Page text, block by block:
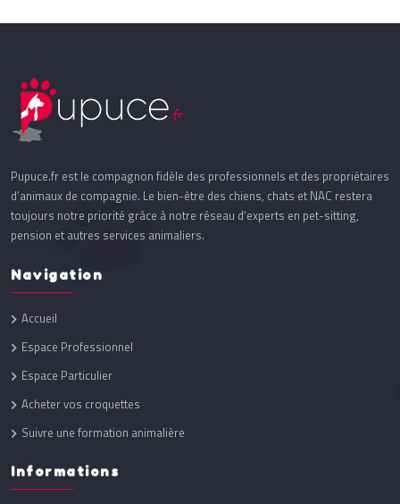
Pupuce.fr est le compagnon fidèle des professionnels et des propriétaires
d’animaux de compagnie. Le bien-être des chiens, chats et NAC restera
toujours notre priorité grâce à notre réseau d’experts en pet-sitting,
pension et autres services animaliers.
Navigation
Accueil
Espace Professionnel
Espace Particulier
Acheter vos croquettes
Suivre une formation animalière
Informations